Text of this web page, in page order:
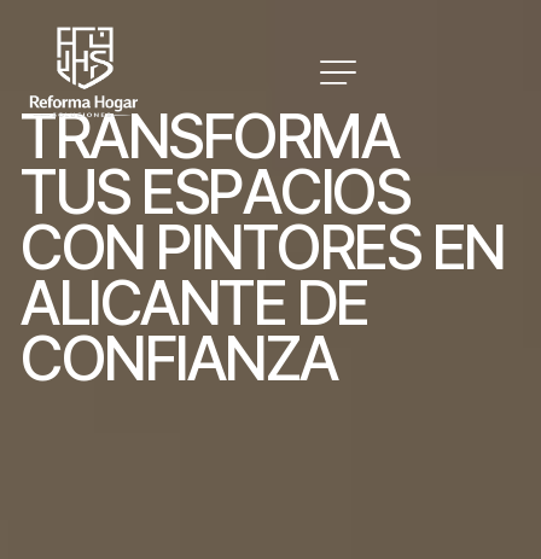
TRANSFORMA
TUS ESPACIOS
CON PINTORES EN
ALICANTE DE
CONFIANZA